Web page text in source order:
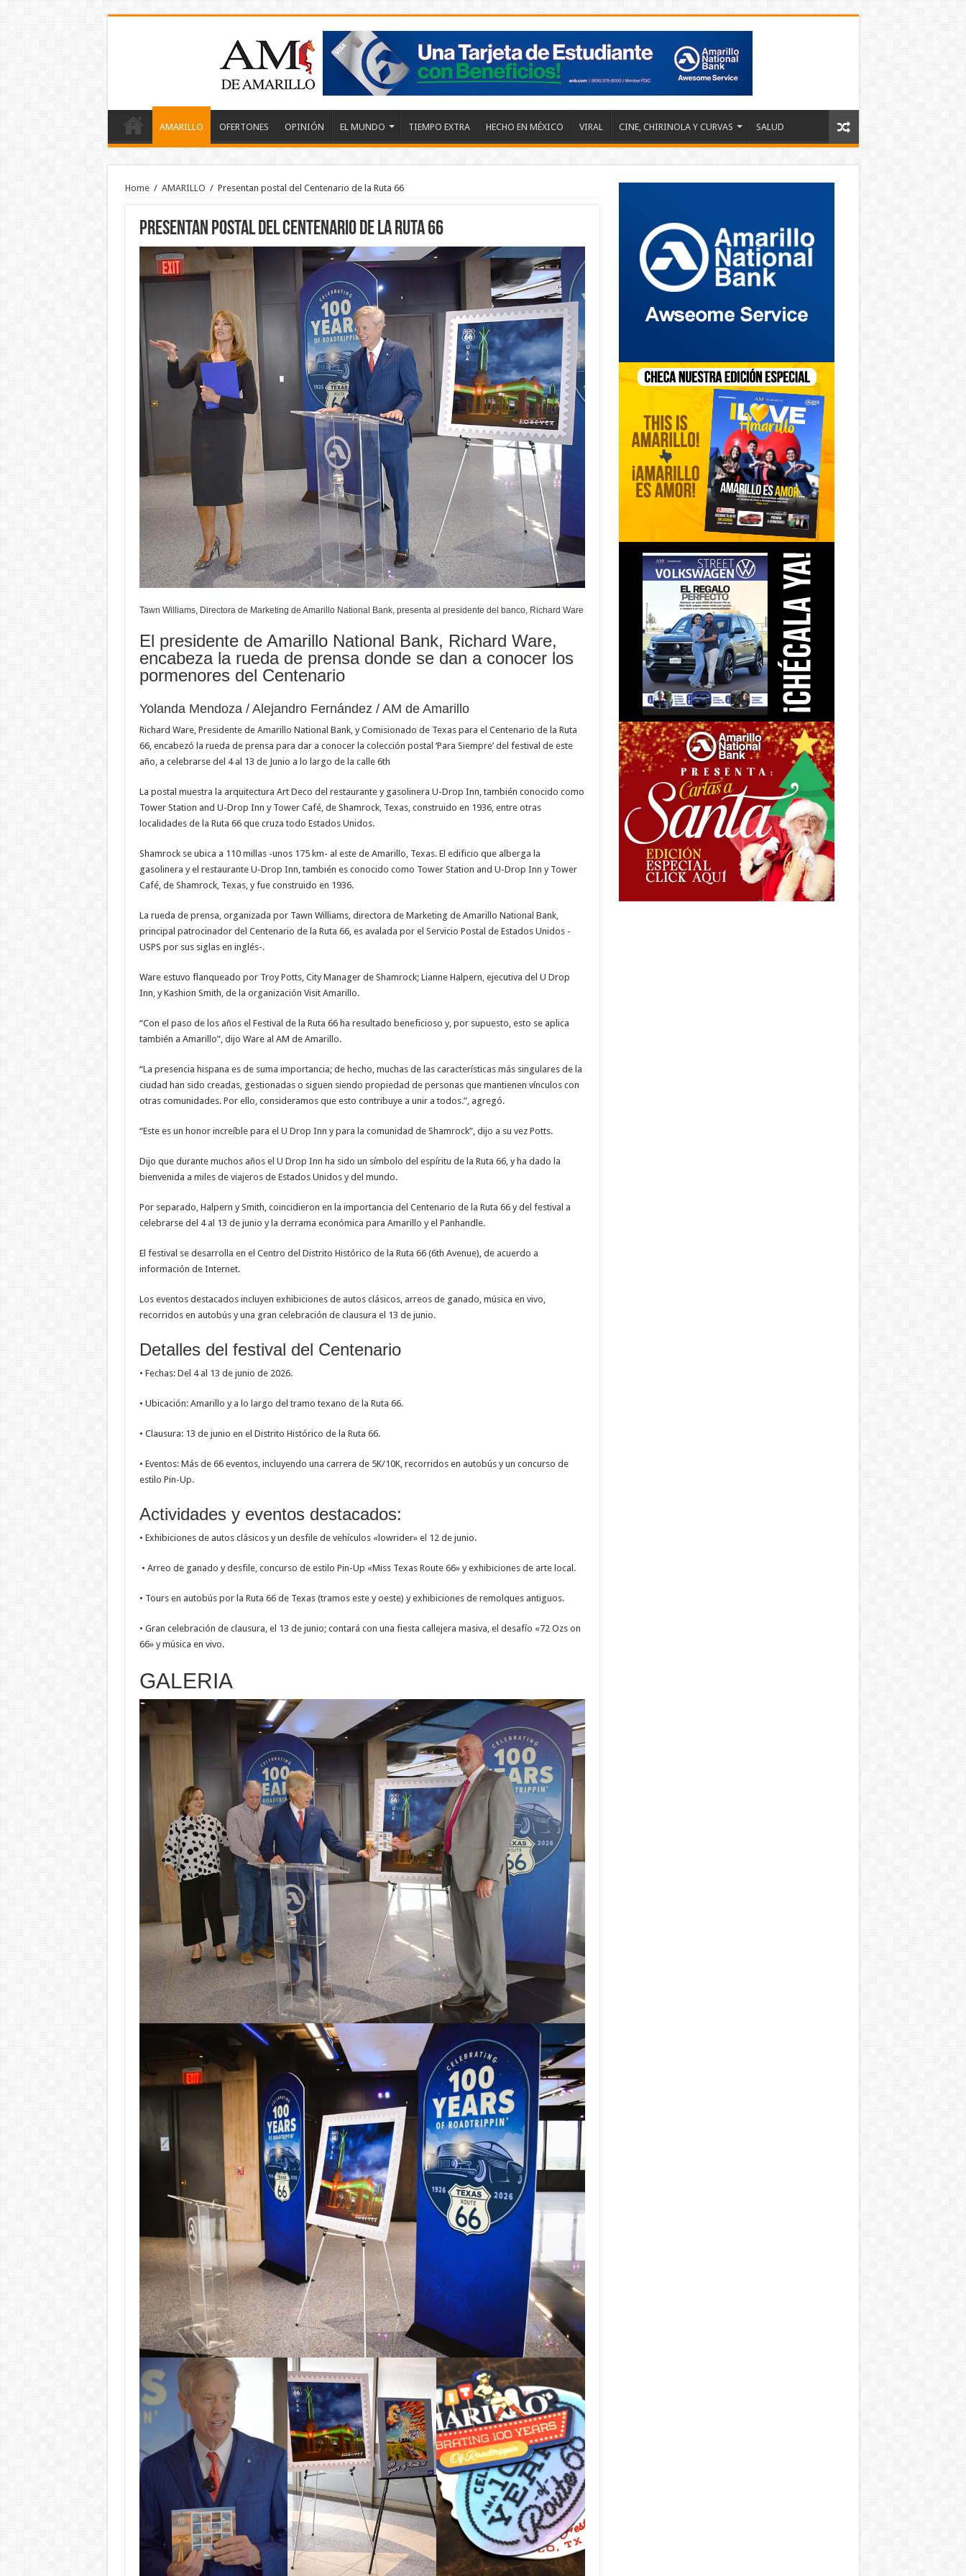
AMARILLO OFERTONES OPINIÓN EL MUNDO TIEMPO EXTRA HECHO EN MÉXICO VIRAL CINE, CHIRINOLA Y CURVAS SALUD
Home / AMARILLO / Presentan postal del Centenario de la Ruta 66
Presentan postal del Centenario de la Ruta 66
Tawn Williams, Directora de Marketing de Amarillo National Bank, presenta al presidente del banco, Richard Ware
El presidente de Amarillo National Bank, Richard Ware,
encabeza la rueda de prensa donde se dan a conocer los
pormenores del Centenario
Yolanda Mendoza / Alejandro Fernández / AM de Amarillo
Richard Ware, Presidente de Amarillo National Bank, y Comisionado de Texas para el Centenario de la Ruta
66, encabezó la rueda de prensa para dar a conocer la colección postal ‘Para Siempre’ del festival de este
año, a celebrarse del 4 al 13 de Junio a lo largo de la calle 6th
La postal muestra la arquitectura Art Deco del restaurante y gasolinera U-Drop Inn, también conocido como
Tower Station and U-Drop Inn y Tower Café, de Shamrock, Texas, construido en 1936, entre otras
localidades de la Ruta 66 que cruza todo Estados Unidos.
Shamrock se ubica a 110 millas -unos 175 km- al este de Amarillo, Texas. El edificio que alberga la
gasolinera y el restaurante U-Drop Inn, también es conocido como Tower Station and U-Drop Inn y Tower
Café, de Shamrock, Texas, y fue construido en 1936.
La rueda de prensa, organizada por Tawn Williams, directora de Marketing de Amarillo National Bank,
principal patrocinador del Centenario de la Ruta 66, es avalada por el Servicio Postal de Estados Unidos -
USPS por sus siglas en inglés-.
Ware estuvo flanqueado por Troy Potts, City Manager de Shamrock; Lianne Halpern, ejecutiva del U Drop
Inn, y Kashion Smith, de la organización Visit Amarillo.
“Con el paso de los años el Festival de la Ruta 66 ha resultado beneficioso y, por supuesto, esto se aplica
también a Amarillo”, dijo Ware al AM de Amarillo.
“La presencia hispana es de suma importancia; de hecho, muchas de las características más singulares de la
ciudad han sido creadas, gestionadas o siguen siendo propiedad de personas que mantienen vínculos con
otras comunidades. Por ello, consideramos que esto contribuye a unir a todos.”, agregó.
“Este es un honor increíble para el U Drop Inn y para la comunidad de Shamrock”, dijo a su vez Potts.
Dijo que durante muchos años el U Drop Inn ha sido un símbolo del espíritu de la Ruta 66, y ha dado la
bienvenida a miles de viajeros de Estados Unidos y del mundo.
Por separado, Halpern y Smith, coincidieron en la importancia del Centenario de la Ruta 66 y del festival a
celebrarse del 4 al 13 de junio y la derrama económica para Amarillo y el Panhandle.
El festival se desarrolla en el Centro del Distrito Histórico de la Ruta 66 (6th Avenue), de acuerdo a
información de Internet.
Los eventos destacados incluyen exhibiciones de autos clásicos, arreos de ganado, música en vivo,
recorridos en autobús y una gran celebración de clausura el 13 de junio.
Detalles del festival del Centenario
• Fechas: Del 4 al 13 de junio de 2026.
• Ubicación: Amarillo y a lo largo del tramo texano de la Ruta 66.
• Clausura: 13 de junio en el Distrito Histórico de la Ruta 66.
• Eventos: Más de 66 eventos, incluyendo una carrera de 5K/10K, recorridos en autobús y un concurso de
estilo Pin-Up.
Actividades y eventos destacados:
• Exhibiciones de autos clásicos y un desfile de vehículos «lowrider» el 12 de junio.
• Arreo de ganado y desfile, concurso de estilo Pin-Up «Miss Texas Route 66» y exhibiciones de arte local.
• Tours en autobús por la Ruta 66 de Texas (tramos este y oeste) y exhibiciones de remolques antiguos.
• Gran celebración de clausura, el 13 de junio; contará con una fiesta callejera masiva, el desafío «72 Ozs on
66» y música en vivo.
GALERIA